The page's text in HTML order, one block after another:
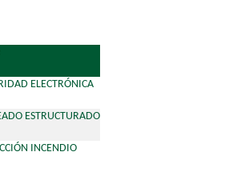
ELECTRÓNICA
ESTRUCTURADO
INCENDIO